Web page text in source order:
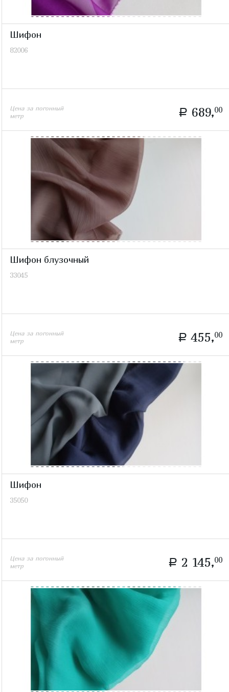
Шифон
82006
Цена за погонный
метр
a 689,00
Шифон блузочный
33045
Цена за погонный
метр
a 455,00
Шифон
35050
Цена за погонный
метр
a 2 145,00